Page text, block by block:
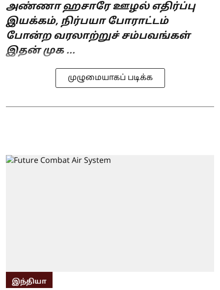
அண்ணா ஹசாரே ஊழல் எதிர்ப்பு
இயக்கம், நிர்பயா போராட்டம்
போன்ற வரலாற்றுச் சம்பவங்கள்
இதன் முக ...
முழுமையாகப் படிக்க
இந்தியா